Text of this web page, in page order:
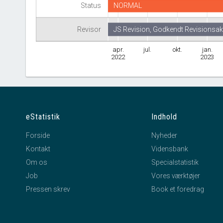
Status
Revisor
apr.
2022
jul. okt.
jan.
2023
NORMAL
JS Revision, Godkendt
eStatistik
Forside
Kontakt
Om os
Job
Pressen skrev
Indhold
Nyheder
Vidensbank
Specialstatistik
Vores værktøjer
Book et foredrag